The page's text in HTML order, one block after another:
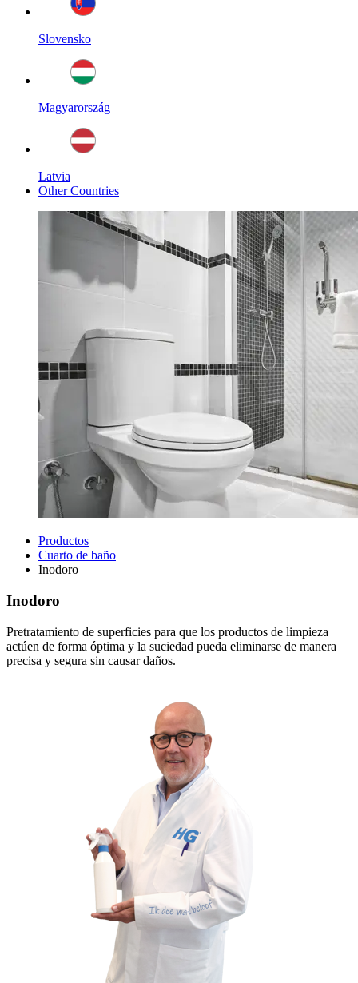
Slovensko
Magyarország
Latvia
Other Countries
Productos
Cuarto de baño
Inodoro
Inodoro
Pretratamiento de superficies para que los productos de limpieza
actúen de forma óptima y la suciedad pueda eliminarse de manera
precisa y segura sin causar daños.